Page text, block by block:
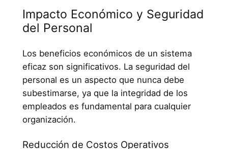
Impacto Económico y Seguridad
del Personal
Los beneficios económicos de un sistema
eficaz son significativos. La seguridad del
personal es un aspecto que nunca debe
subestimarse, ya que la integridad de los
empleados es fundamental para cualquier
organización.
Reducción de Costos Operativos